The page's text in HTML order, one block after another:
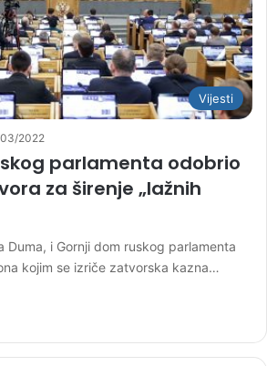
Vijesti
2022
parlamenta odobrio
za širenje „lažnih
Duma, i Gornji dom ruskog parlamenta
kojim se izriče zatvorska kazna…